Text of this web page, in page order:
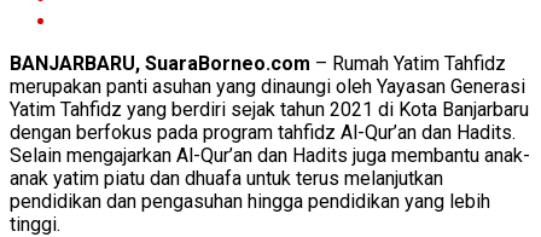
BANJARBARU, SuaraBorneo.com – Rumah Yatim Tahfidz
merupakan panti asuhan yang dinaungi oleh Yayasan Generasi
Yatim Tahfidz yang berdiri sejak tahun 2021 di Kota Banjarbaru
dengan berfokus pada program tahfidz Al-Qur’an dan Hadits.
Selain mengajarkan Al-Qur’an dan Hadits juga membantu anak-
anak yatim piatu dan dhuafa untuk terus melanjutkan
pendidikan dan pengasuhan hingga pendidikan yang lebih
tinggi.